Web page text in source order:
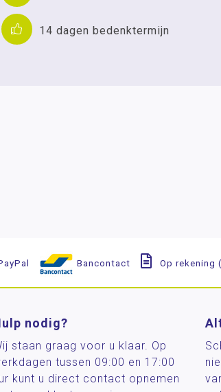
14 dagen bedenktermijn
Bancontact Op
nodig?
staan graag voor u klaar. Op
tussen 09:00 en 17:00
kunt u direct contact opnemen